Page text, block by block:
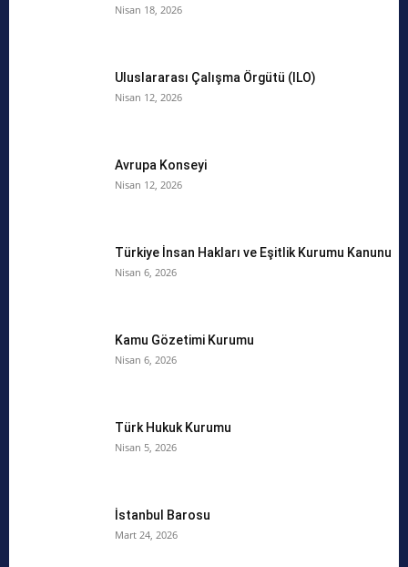
Nisan 18, 2026
Uluslararası Çalışma Örgütü (ILO)
Nisan 12, 2026
Avrupa Konseyi
Nisan 12, 2026
Türkiye İnsan Hakları ve Eşitlik Kurumu Kanunu
Nisan 6, 2026
Kamu Gözetimi Kurumu
Nisan 6, 2026
Türk Hukuk Kurumu
Nisan 5, 2026
İstanbul Barosu
Mart 24, 2026